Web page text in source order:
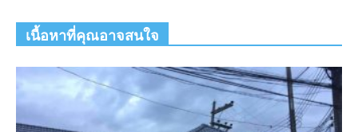
เนื้อหาที่คุณอาจสนใจ